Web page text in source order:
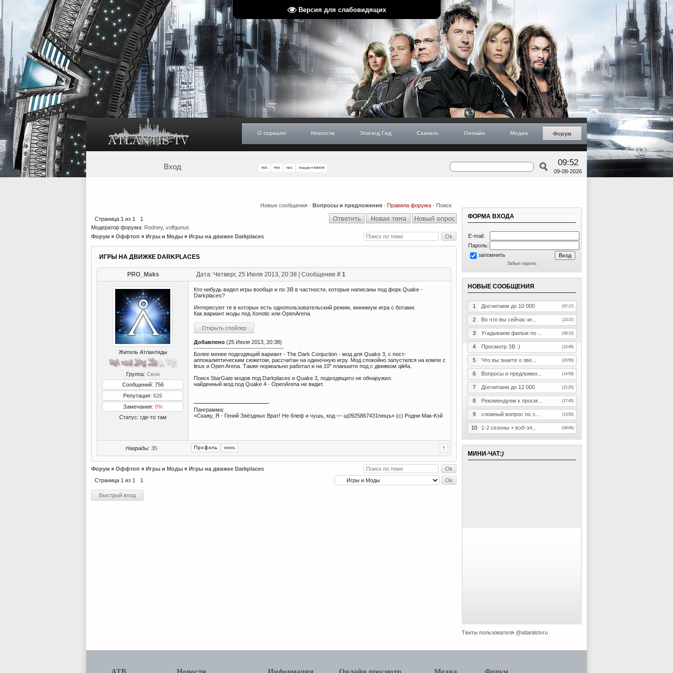
Версия для слабовидящих
О сериале Новости Эпизод Гид Скачать Онлайн Медиа Форум
Вход RSS PDA НиС Stargate FANDOM
09:52
09-08-2026
Новые сообщения · Вопросы и предложения · Правила форума · Поиск
Страница 1 из 1
1
Модератор форума: Rodney, volfgunus
Форум » Оффтоп » Игры и Моды » Игры на движке Darkplaces
ИГРЫ НА ДВИЖКЕ DARKPLACES
PRO_Maks Дата: Четверг, 25 Июля 2013, 20:38 | Сообщение # 1
Житель Атлантиды
Группа: Свои
Сообщений: 756
Репутация: 626
Замечания: 0%
Статус: где-то там
Кто нибудь видел игры вообще и по ЗВ в частности, которые написаны под форк Quake -
Darkplaces?
Интересуют те в которых есть однопользовательский режим, минимум игра с ботами.
Как вариант моды под Xonotic или OpenArena.
Добавлено (25 Июля 2013, 20:38)
---------------------------------------------
Более менее подходящий вариант - The Dark Conjuction - мод для Quake 3, c пост-
аппокалиптическим сюжетом, рассчитан на одиночную игру. Мод спокойно запустился на компе с
linux и Open Arena. Также нормально работал и на 10" планшете под c движком qiii4a.
Поиск StarGate модов под Darkplaces и Quake 3, подходящего не обнаружил.
найденный мод под Quake 4 - OpenArena не видит.
Панграмма:
«Скажу, Я - Гений Звёздных Врат! Не блеф и чушь, код — щ0925867431пюцъ» (с) Родни Мак-Кэй
Награды: 35
Форум » Оффтоп » Игры и Моды » Игры на движке Darkplaces
Страница 1 из 1 1
ФОРМА ВХОДА
E-mail:
Пароль:
запомнить
Забыл пароль
НОВЫЕ СООБЩЕНИЯ
1 Досчитаем до 10 000 (07:17)
2 Во что вы сейчас иг... (23:37)
3 Угадываем фильм по ... (08:12)
4 Просмотр ЗВ :) (22:40)
5 Что вы знаете о зве... (20:55)
6 Вопросы и предложен... (14:59)
7 Досчитаем до 12 000 (21:25)
8 Рекомендуем к просм... (17:45)
9 сложный вопрос по з... (13:50)
10 1-2 сезоны + вэб-эп... (09:06)
МИНИ-ЧАТ:)
Твиты пользователя @atlantistvru